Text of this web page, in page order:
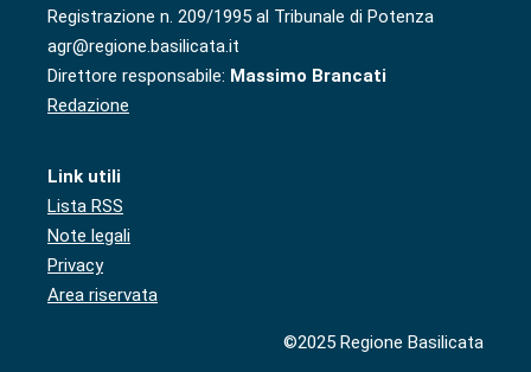
Registrazione n. 209/1995 al Tribunale di Potenza
agr@regione.basilicata.it
Direttore responsabile: Massimo Brancati
Redazione
Link utili
Lista RSS
Note legali
Privacy
Area riservata
©2025 Regione Basilicata